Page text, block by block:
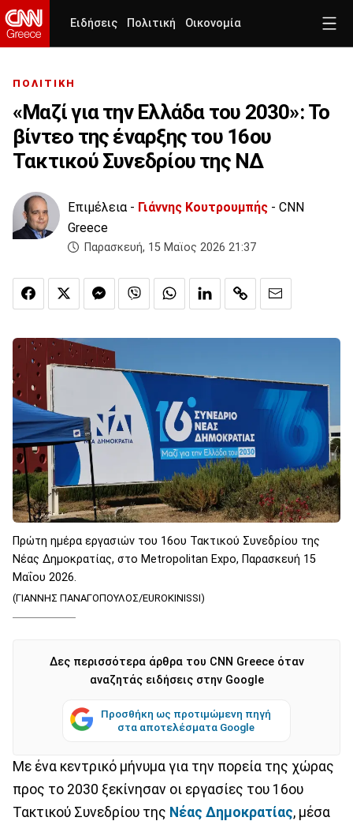
Ειδήσεις Πολιτική Οικονομία
ΠΟΛΙΤΙΚΗ
«Μαζί για την Ελλάδα του 2030»: Το
βίντεο της έναρξης του 16ου
Τακτικού Συνεδρίου της ΝΔ
Επιμέλεια - Γιάννης Κουτρουμπής - CNN
Greece
Παρασκευή, 15 Μαϊος 2026 21:37
Πρώτη ημέρα εργασιών του 16ου Τακτικού Συνεδρίου της
Νέας Δημοκρατίας, στο Metropolitan Expo, Παρασκευή 15
Μαΐου 2026.
(ΓΙΑΝΝΗΣ ΠΑΝΑΓΟΠΟΥΛΟΣ/EUROKINISSI)
Δες περισσότερα άρθρα του CNN Greece όταν
αναζητάς ειδήσεις στην Google
Προσθήκη ως προτιμώμενη πηγή
στα αποτελέσματα Google
Με ένα κεντρικό μήνυμα για την πορεία της χώρας
προς το 2030 ξεκίνησαν οι εργασίες του 16ου
Τακτικού Συνεδρίου της Νέας Δημοκρατίας, μέσα